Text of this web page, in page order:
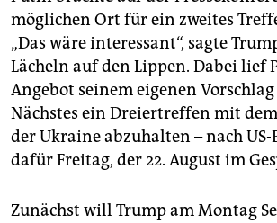
möglichen Ort für ein zweites
„Das wäre interessant“, sagte
Lächeln auf den Lippen. Dabei lief
Angebot seinem eigenen
Nächstes ein Dreier­treffen mit
der ­Ukraine abzuhalten – nach
dafür Freitag, der 22. August im
Zunächst will Trump am Montag